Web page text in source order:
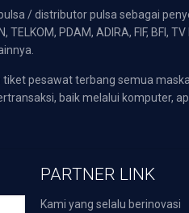
/ distributor pulsa sebagai
TELKOM, PDAM, ADIRA, FIF,
tiket pesawat terbang semua
baik melalui komputer,
PARTNER LINK
Kami yang selalu berinovasi